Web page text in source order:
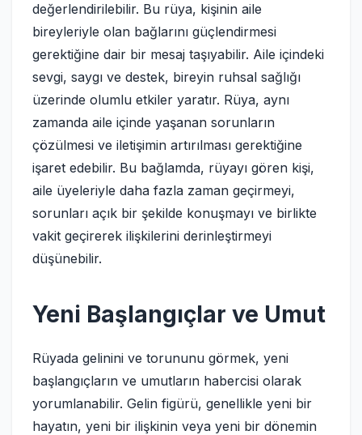
değerlendirilebilir. Bu rüya, kişinin aile
bireyleriyle olan bağlarını güçlendirmesi
gerektiğine dair bir mesaj taşıyabilir. Aile içindeki
sevgi, saygı ve destek, bireyin ruhsal sağlığı
üzerinde olumlu etkiler yaratır. Rüya, aynı
zamanda aile içinde yaşanan sorunların
çözülmesi ve iletişimin artırılması gerektiğine
işaret edebilir. Bu bağlamda, rüyayı gören kişi,
aile üyeleriyle daha fazla zaman geçirmeyi,
sorunları açık bir şekilde konuşmayı ve birlikte
vakit geçirerek ilişkilerini derinleştirmeyi
düşünebilir.
Yeni Başlangıçlar ve Umut
Rüyada gelinini ve torununu görmek, yeni
başlangıçların ve umutların habercisi olarak
yorumlanabilir. Gelin figürü, genellikle yeni bir
hayatın, yeni bir ilişkinin veya yeni bir dönemin